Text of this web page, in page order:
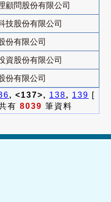
顧問股份有限公司
技股份有限公司
份有限公司
資股份有限公司
份有限公司
, <137>, 138, 139 [
有 8039 筆資料